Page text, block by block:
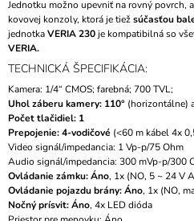
Jednotku možno upevniť na rovný povrch,
kovovej konzoly, ktorá je tiežsúčasťou
jednotkaVERIA 230 je kompatibilná so
VERIA.
TECHNICKÁ ŠPECIFIKÁCIA:
Kamera: 1/4“ CMOS; farebná; 700 TVL;
Uhol záberu kamery: 110° (horizontálne)
Počet tlačidiel: 1
Prepojenie: 4-vodičové (<60 m kábel 4x
Video signál/impedancia: 1 Vp-p/75 Ohm
Audio signál/impedancia: 300 mVp-p/300
Ovládanie zámku: Áno, 1x (NO, 5 ~ 24 V
Ovládanie pojazdu brány: Áno, 1x (NO,
Nočný prísvit: Áno, 4x LED dióda